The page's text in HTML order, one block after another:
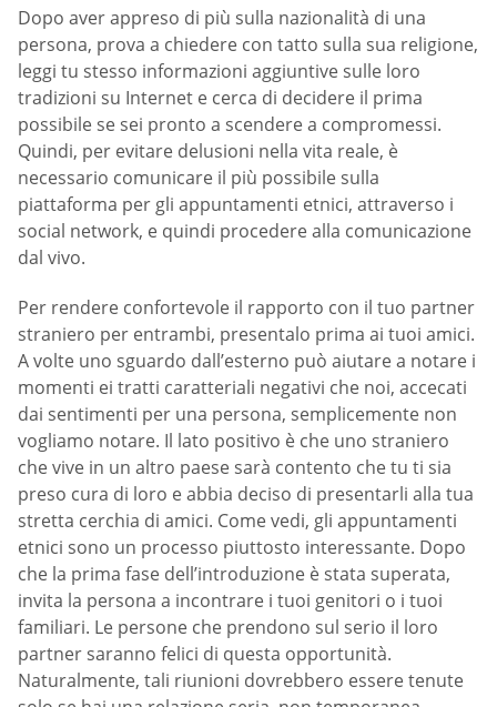
Dopo aver appreso di più sulla nazionalità di una
persona, prova a chiedere con tatto sulla sua religione,
leggi tu stesso informazioni aggiuntive sulle loro
tradizioni su Internet e cerca di decidere il prima
possibile se sei pronto a scendere a compromessi.
Quindi, per evitare delusioni nella vita reale, è
necessario comunicare il più possibile sulla
piattaforma per gli appuntamenti etnici, attraverso i
social network, e quindi procedere alla comunicazione
dal vivo.
Per rendere confortevole il rapporto con il tuo partner
straniero per entrambi, presentalo prima ai tuoi amici.
A volte uno sguardo dall’esterno può aiutare a notare i
momenti ei tratti caratteriali negativi che noi, accecati
dai sentimenti per una persona, semplicemente non
vogliamo notare. Il lato positivo è che uno straniero
che vive in un altro paese sarà contento che tu ti sia
preso cura di loro e abbia deciso di presentarli alla tua
stretta cerchia di amici. Come vedi, gli appuntamenti
etnici sono un processo piuttosto interessante. Dopo
che la prima fase dell’introduzione è stata superata,
invita la persona a incontrare i tuoi genitori o i tuoi
familiari. Le persone che prendono sul serio il loro
partner saranno felici di questa opportunità.
Naturalmente, tali riunioni dovrebbero essere tenute